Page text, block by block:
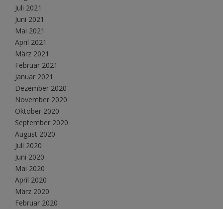
Juli 2021
Juni 2021
Mai 2021
April 2021
März 2021
Februar 2021
Januar 2021
Dezember 2020
November 2020
Oktober 2020
September 2020
August 2020
Juli 2020
Juni 2020
Mai 2020
April 2020
März 2020
Februar 2020